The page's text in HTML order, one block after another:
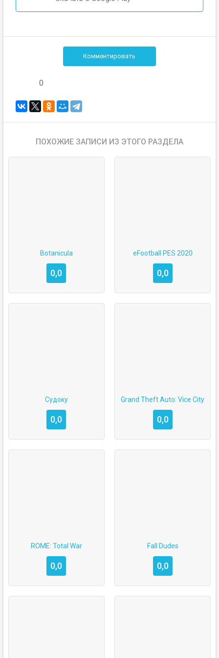
Комментировать
0
ПОХОЖИЕ ЗАПИСИ ИЗ ЭТОГО РАЗДЕЛА
Botanicula
0,0
eFootball PES 2020
0,0
Судоку
0,0
Grand Theft Auto: Vice City
0,0
ROME: Total War
0,0
Fall Dudes
0,0